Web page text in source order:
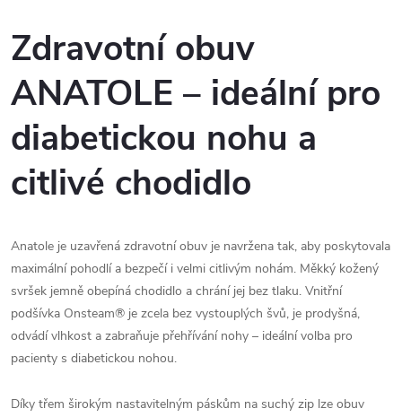
Zdravotní obuv
ANATOLE – ideální pro
diabetickou nohu a
citlivé chodidlo
Anatole je uzavřená zdravotní obuv je navržena tak, aby poskytovala
maximální pohodlí a bezpečí i velmi citlivým nohám. Měkký kožený
svršek jemně obepíná chodidlo a chrání jej bez tlaku. Vnitřní
podšívka Onsteam® je zcela bez vystouplých švů, je prodyšná,
odvádí vlhkost a zabraňuje přehřívání nohy – ideální volba pro
pacienty s diabetickou nohou.
Díky třem širokým nastavitelným páskům na suchý zip lze obuv